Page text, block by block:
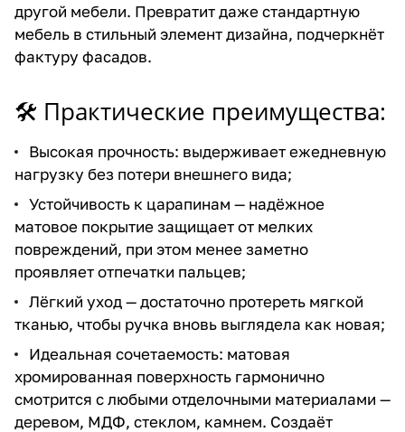
другой мебели. Превратит даже стандартную
мебель в стильный элемент дизайна, подчеркнёт
фактуру фасадов.
🛠 Практические преимущества:
Высокая прочность: выдерживает ежедневную
нагрузку без потери внешнего вида;
Устойчивость к царапинам — надёжное
матовое покрытие защищает от мелких
повреждений, при этом менее заметно
проявляет отпечатки пальцев;
Лёгкий уход — достаточно протереть мягкой
тканью, чтобы ручка вновь выглядела как новая;
Идеальная сочетаемость: матовая
хромированная поверхность гармонично
смотрится с любыми отделочными материалами —
деревом, МДФ, стеклом, камнем. Создаёт